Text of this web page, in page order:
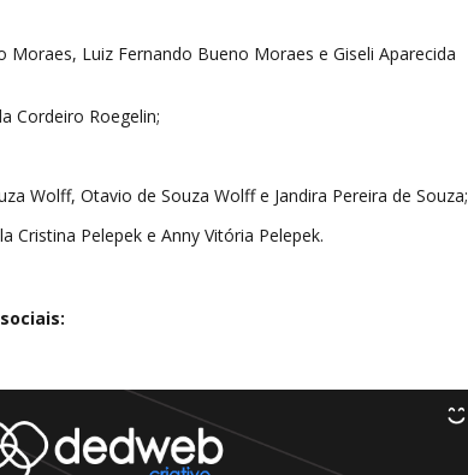
Luiz Fernando Bueno Moraes e Giseli Aparecida
Cordeiro Roegelin;
Wolff, Otavio de Souza Wolff e Jandira Pereira de Souza;
Cristina Pelepek e Anny Vitória Pelepek.